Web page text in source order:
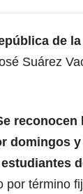
de
Suárez
reconocen
domingos
término